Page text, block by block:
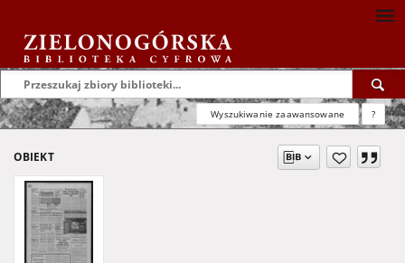
Wyszukiwanie zaawansowane ?
OBIEKT